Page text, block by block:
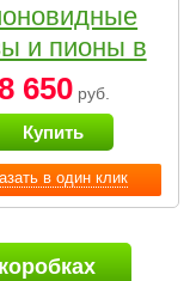
в один клик
и пионы в
коробке
Small
650руб.
Купить